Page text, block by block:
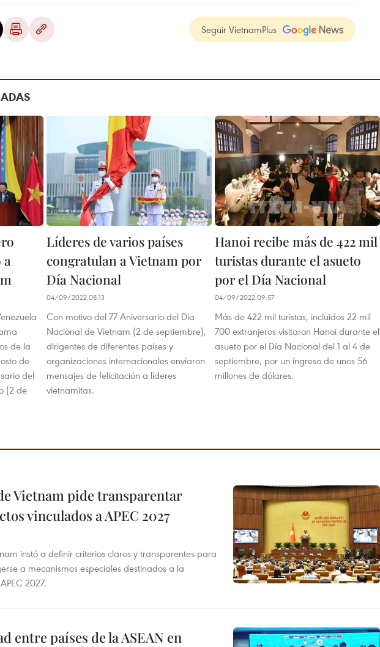
Seguir VietnamPlus
de la
de
del
(2 de
Líderes de varios países
congratulan a Vietnam por
Día Nacional
04/09/2022 08:13
Con motivo del 77 Aniversario del Día
Nacional de Vietnam (2 de septiembre),
dirigentes de diferentes países y
organizaciones internacionales enviaron
mensajes de felicitación a líderes
vietnamitas.
Hanoi recibe más de 422 mil
turistas durante el asueto
por el Día Nacional
04/09/2022 09:57
Más de 422 mil turistas, incluidos 22 mil
700 extranjeros visitaron Hanoi durante el
asueto por el Día Nacional del 1 al 4 de
septiembre, por un ingreso de unos 56
millones de dólares.
Vietnam pide transparentar
vinculados a APEC 2027
instó a definir criterios claros y transparentes para
a mecanismos especiales destinados a la
2027.
entre países de la ASEAN en